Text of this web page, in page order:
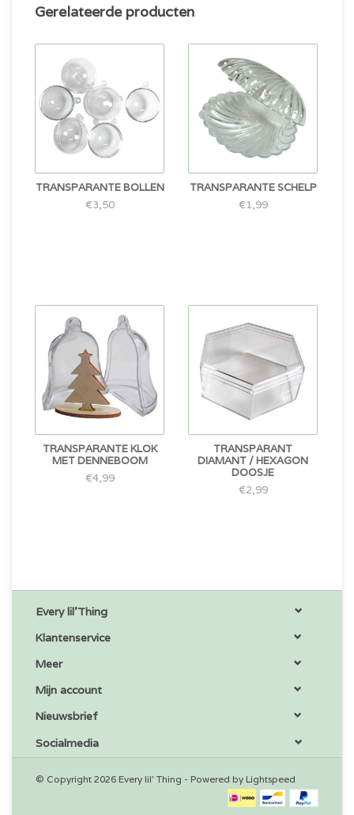
Gerelateerde producten
TRANSPARANTE BOLLEN
€3,50
TRANSPARANTE SCHELP
€1,99
TRANSPARANTE KLOK
MET DENNEBOOM
€4,99
TRANSPARANT
DIAMANT / HEXAGON
DOOSJE
€2,99
Every lil'Thing
Klantenservice
Meer
Mijn account
Nieuwsbrief
Socialmedia
© Copyright 2026 Every lil' Thing - Powered by Lightspeed